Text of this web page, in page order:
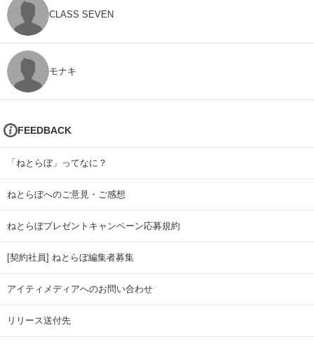
CLASS SEVEN
モナキ
FEEDBACK
「ねとらぼ」ってなに？
ねとらぼへのご意見・ご感想
ねとらぼプレゼントキャンペーン応募規約
[契約社員] ねとらぼ編集者募集
アイティメディアへのお問い合わせ
リリース送付先